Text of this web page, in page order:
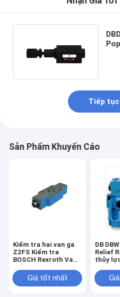
Tiếp tục
Sản Phẩm Khuyến Cáo
Kiểm tra hai van ga
Z2FS Kiểm tra
BOSCH Rexroth Van
Giá tốt nhất
DB
Relief
thủy